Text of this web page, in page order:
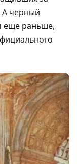
А черный
еще раньше,